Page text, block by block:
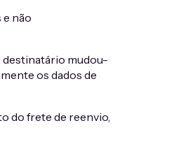
não
mudou-
os dados de
do frete de reenvio,